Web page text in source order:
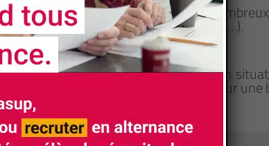
en école d’ingénieurs dans de
microélectronique, …).
accessibles aux personnes en
l'objet d'un examen personnalisé pour une